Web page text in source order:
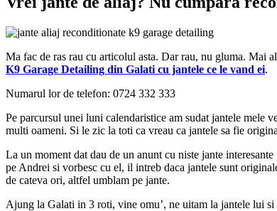
Ma fac de ras rau cu articolul asta. Dar rau, nu gluma. Mai
K9 Garage Detailing din Galati cu jantele ce le vand ei.
Numarul lor de telefon: 0724 332 333
Pe parcursul unei luni calendaristice am sudat jantele mele
multi oameni. Si le zic la toti ca vreau ca jantele sa fie
La un moment dat dau de un anunt cu niste jante
pe Andrei si vorbesc cu el, il intreb daca jantele sunt
de cateva ori, altfel umblam pe jante.
Ajung la Galati in 3 roti, vine omu’, ne uitam la jantele lui si